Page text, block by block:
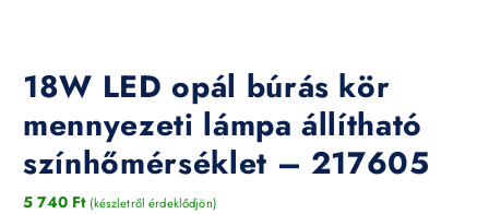
18W LED opál búrás kör
mennyezeti lámpa állítható
színhőmérséklet – 217605
5 740 Ft (készletről érdeklődjön)